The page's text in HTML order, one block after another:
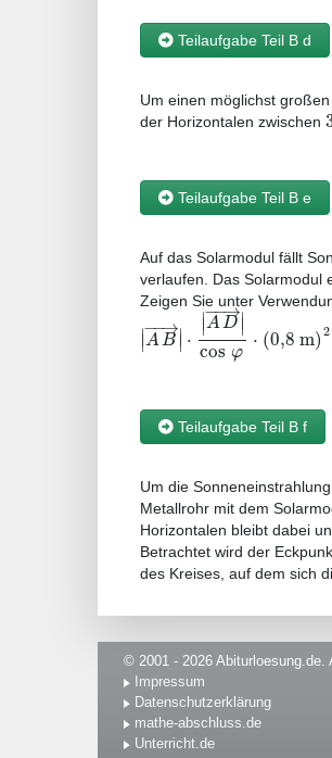
Teilaufgabe Teil B d
Um einen möglichst
der Horizontalen zwischen
Teilaufgabe Teil B e
Auf das Solarmodul fällt
verlaufen. Das Solarmodul
Zeigen Sie unter
∣
∣AB
−→
− ∣∣ ⋅
∣∣AD
−→
− ∣∣
cos φ ⋅ (0,8m)2
Teilaufgabe Teil B f
Um die
Metallrohr mit dem
Horizontalen bleibt dabei
Betrachtet wird der
des Kreises, auf dem sich
© 2001 - 2026 Abiturloesung.de.
Impressum
Datenschutzerklärung
mathe-abschluss.de
Unterricht.de